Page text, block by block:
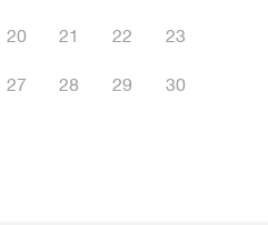
20 21 22 23
27 28 29 30